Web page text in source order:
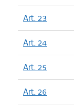
Art. 23
Art. 24
Art. 25
Art. 26